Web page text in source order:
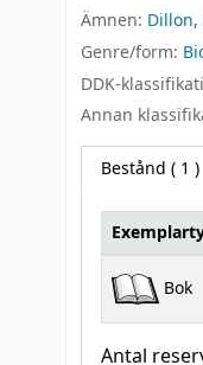
Ämnen: Dillon,
Genre/form:
DDK-
Annan
Bestånd ( 1 )
Bestånd
Bok
Antal